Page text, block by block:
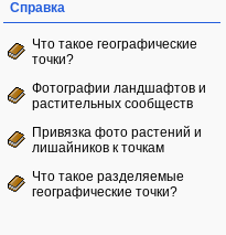
Справка
Что такое географические
точки?
Фотографии ландшафтов и
растительных сообществ
Привязка фото растений и
лишайников к точкам
Что такое разделяемые
географические точки?